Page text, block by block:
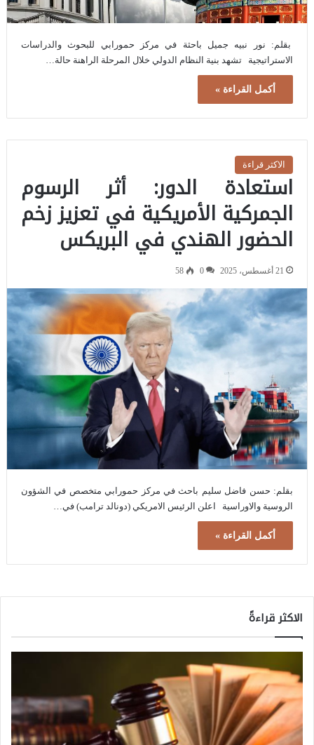
بقلم: نور نبيه جميل باحثة في مركز حمورابي للبحوث والدراسات
الاستراتيجية تشهد بنية النظام الدولي خلال المرحلة الراهنة حالة…
أكمل القراءة »
الاكثر قراءة
استعادة الدور: أثر الرسوم
الجمركية الأمريكية في تعزيز زخم
الحضور الهندي في البريكس
21 أغسطس، 2025 0
58
بقلم: حسن فاضل سليم باحث في مركز حمورابي متخصص في الشؤون
الروسية والاوراسية اعلن الرئيس الامريكي (دونالد ترامب) في…
أكمل القراءة »
الاكثر قراءةً